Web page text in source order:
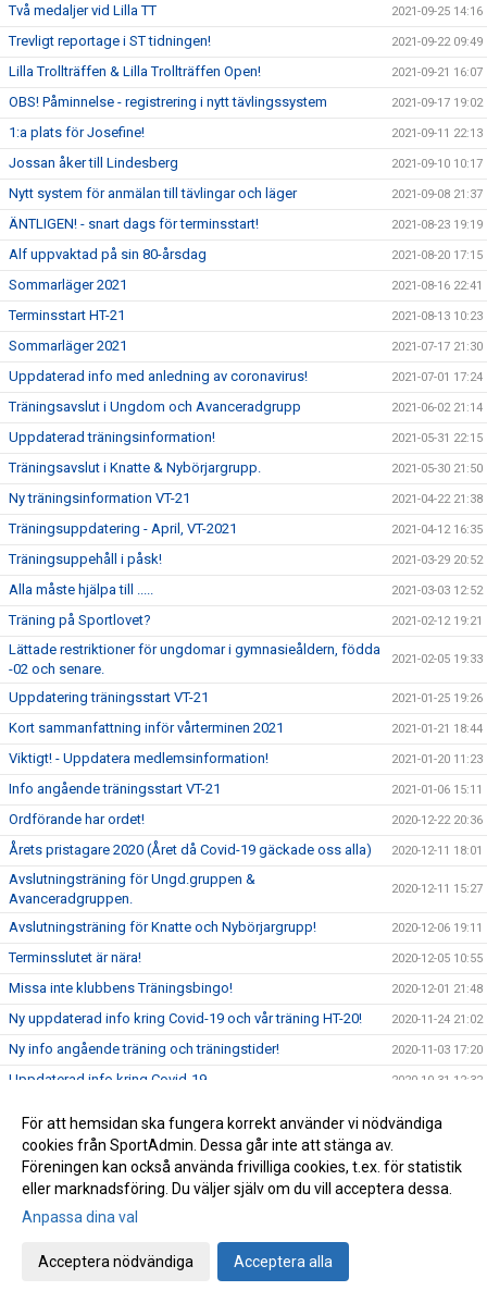
Två medaljer vid Lilla TT 2021-09-25 14:16
Trevligt reportage i ST tidningen! 2021-09-22 09:49
Lilla Trollträffen & Lilla Trollträffen Open! 2021-09-21 16:07
OBS! Påminnelse - registrering i nytt tävlingssystem 2021-09-17 19:02
1:a plats för Josefine! 2021-09-11 22:13
Jossan åker till Lindesberg 2021-09-10 10:17
Nytt system för anmälan till tävlingar och läger 2021-09-08 21:37
ÄNTLIGEN! - snart dags för terminsstart! 2021-08-23 19:19
Alf uppvaktad på sin 80-årsdag 2021-08-20 17:15
Sommarläger 2021 2021-08-16 22:41
Terminsstart HT-21 2021-08-13 10:23
Sommarläger 2021 2021-07-17 21:30
Uppdaterad info med anledning av coronavirus! 2021-07-01 17:24
Träningsavslut i Ungdom och Avanceradgrupp 2021-06-02 21:14
Uppdaterad träningsinformation! 2021-05-31 22:15
Träningsavslut i Knatte & Nybörjargrupp. 2021-05-30 21:50
Ny träningsinformation VT-21 2021-04-22 21:38
Träningsuppdatering - April, VT-2021 2021-04-12 16:35
Träningsuppehåll i påsk! 2021-03-29 20:52
Alla måste hjälpa till ..... 2021-03-03 12:52
Träning på Sportlovet? 2021-02-12 19:21
Lättade restriktioner för ungdomar i gymnasieåldern, födda
-02 och senare.
2021-02-05 19:33
Uppdatering träningsstart VT-21 2021-01-25 19:26
Kort sammanfattning inför vårterminen 2021 2021-01-21 18:44
Viktigt! - Uppdatera medlemsinformation! 2021-01-20 11:23
Info angående träningsstart VT-21 2021-01-06 15:11
Ordförande har ordet! 2020-12-22 20:36
Årets pristagare 2020 (Året då Covid-19 gäckade oss alla) 2020-12-11 18:01
Avslutningsträning för Ungd.gruppen &
Avanceradgruppen.
2020-12-11 15:27
Avslutningsträning för Knatte och Nybörjargrupp! 2020-12-06 19:11
Terminsslutet är nära! 2020-12-05 10:55
Missa inte klubbens Träningsbingo! 2020-12-01 21:48
Ny uppdaterad info kring Covid-19 och vår träning HT-20! 2020-11-24 21:02
Ny info angående träning och träningstider! 2020-11-03 17:20
Uppdaterad info kring Covid-19 2020-10-31 12:32
Träning på Höstlovet?
Resultat Bohus-dal Cup 2020-10-04 13:30
Resultat Kroppefjällskampen
Inställd träning Knatte och Nybörjare!
För att hemsidan ska fungera korrekt använder vi nödvändiga
cookies från SportAdmin. Dessa går inte att stänga av.
Föreningen kan också använda frivilliga cookies, t.ex. för statistik
eller marknadsföring. Du väljer själv om du vill acceptera dessa.
Anpassa dina val
Acceptera nödvändiga Acceptera alla